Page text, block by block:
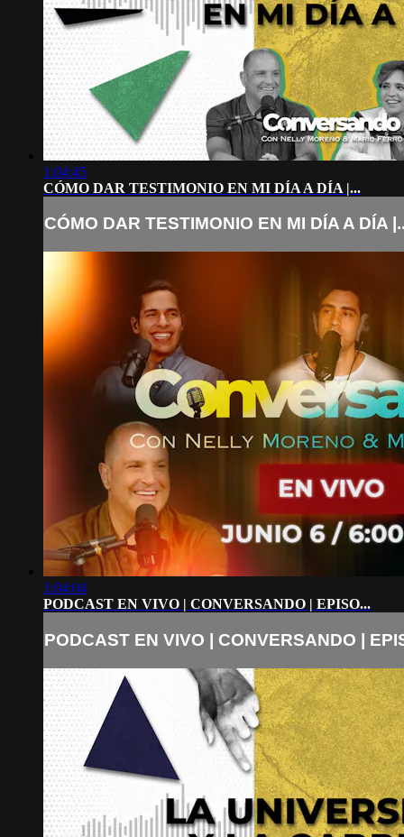
1:04:45
CÓMO DAR TESTIMONIO EN MI DÍA A DÍA |...
CÓMO DAR TESTIMONIO EN MI DÍA A DÍA
1:04:04
PODCAST EN VIVO | CONVERSANDO | EPISO...
PODCAST EN VIVO | CONVERSANDO |